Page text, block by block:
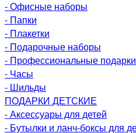
- Офисные наборы
- Папки
- Плакетки
- Подарочные наборы
- Профессиональные подарки
- Часы
- Шильды
ПОДАРКИ ДЕТСКИЕ
- Аксессуары для детей
- Бутылки и ланч-боксы для